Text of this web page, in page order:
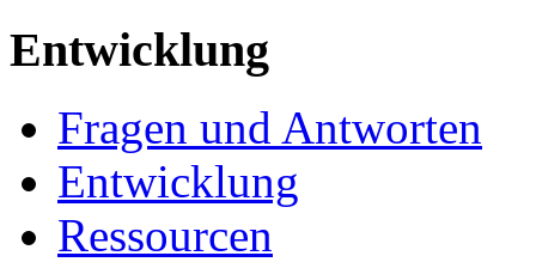
Entwicklung
Fragen und Antworten
Entwicklung
Ressourcen